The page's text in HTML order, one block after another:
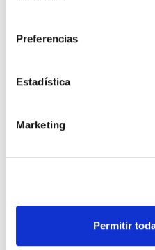
Preferencias
Estadística
Marketing
Permitir
realizados dos cursos
ellos, de forma que
concurrirán en el
En 2016 serán
dirigidos a treinta
(Ver más en